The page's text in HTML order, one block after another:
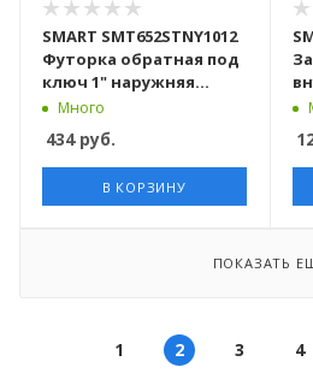
SMART SMT652STNY1012
Футорка обратная под
ключ 1" наружняя
резьба х 1-1/4"
внутренняя резьба, 70
штук в упаковке
Много
434руб.
В КОРЗИНУ
ПОКАЗАТЬ
1 2 3 4